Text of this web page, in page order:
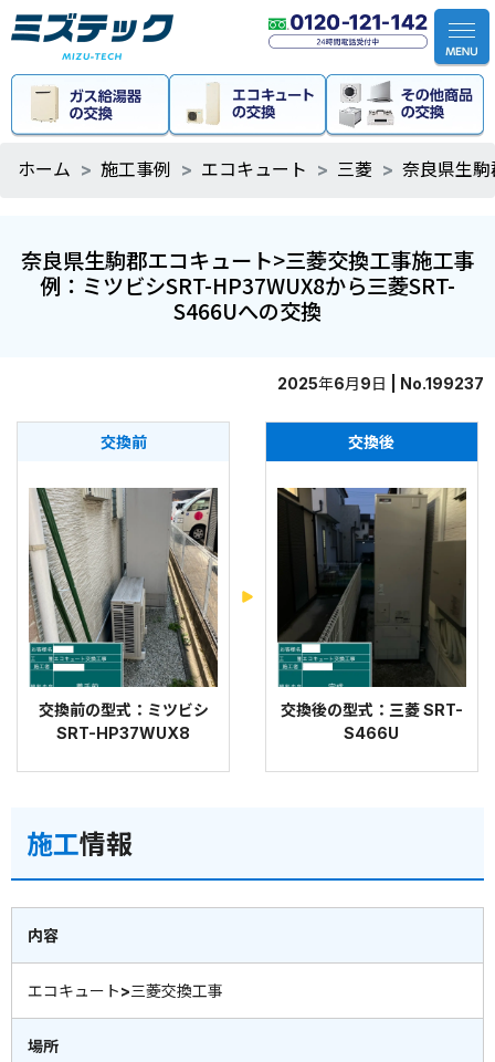
ホーム 施工事例 エコキュート 三菱 奈良県生
奈良県生駒郡エコキュート>三菱交換工事施工事
例：ミツビシSRT-HP37WUX8から三菱SRT-
S466Uへの交換
2025年6月9日 | No.199237
交換前
交換前の型式：ミツビシ
SRT-HP37WUX8
交換後
交換後の型式：三菱 SRT-
S466U
施工情報
内容
エコキュート>三菱交換工事
場所